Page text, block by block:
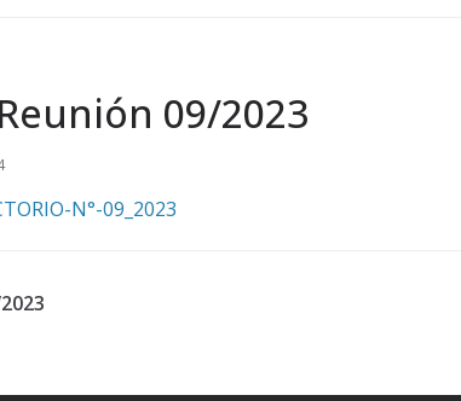
09/2023
N°-09_2023